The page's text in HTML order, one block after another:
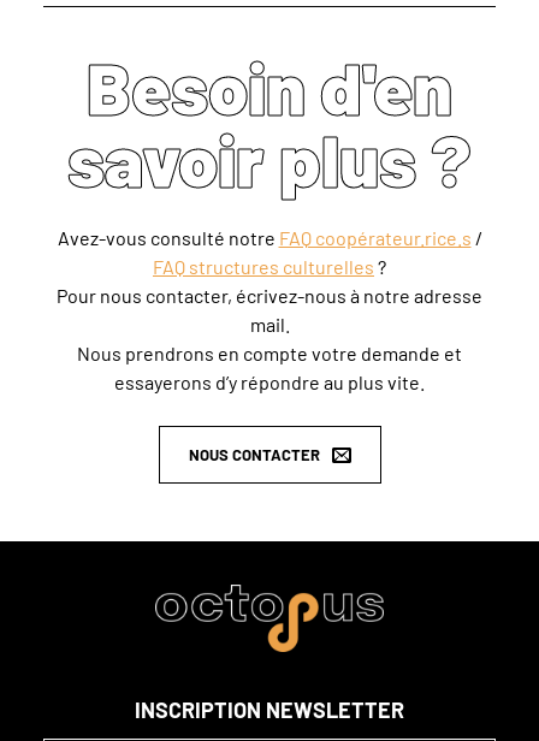
Besoin d'en
savoir plus ?
Avez-vous consulté notre FAQ coopérateur.rice.s /
FAQ structures culturelles ?
Pour nous contacter, écrivez-nous à notre adresse
mail.
Nous prendrons en compte votre demande et
essayerons d’y répondre au plus vite.
NOUS CONTACTER
INSCRIPTION NEWSLETTER